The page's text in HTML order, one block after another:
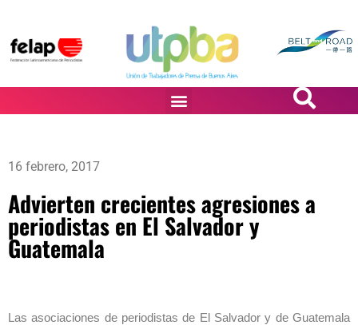
16 febrero, 2017
Advierten crecientes agresiones a
periodistas en El Salvador y
Guatemala
Las asociaciones de periodistas de El Salvador y de Guatemala